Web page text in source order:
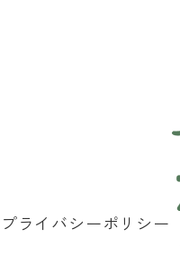
プライバシーポリシー